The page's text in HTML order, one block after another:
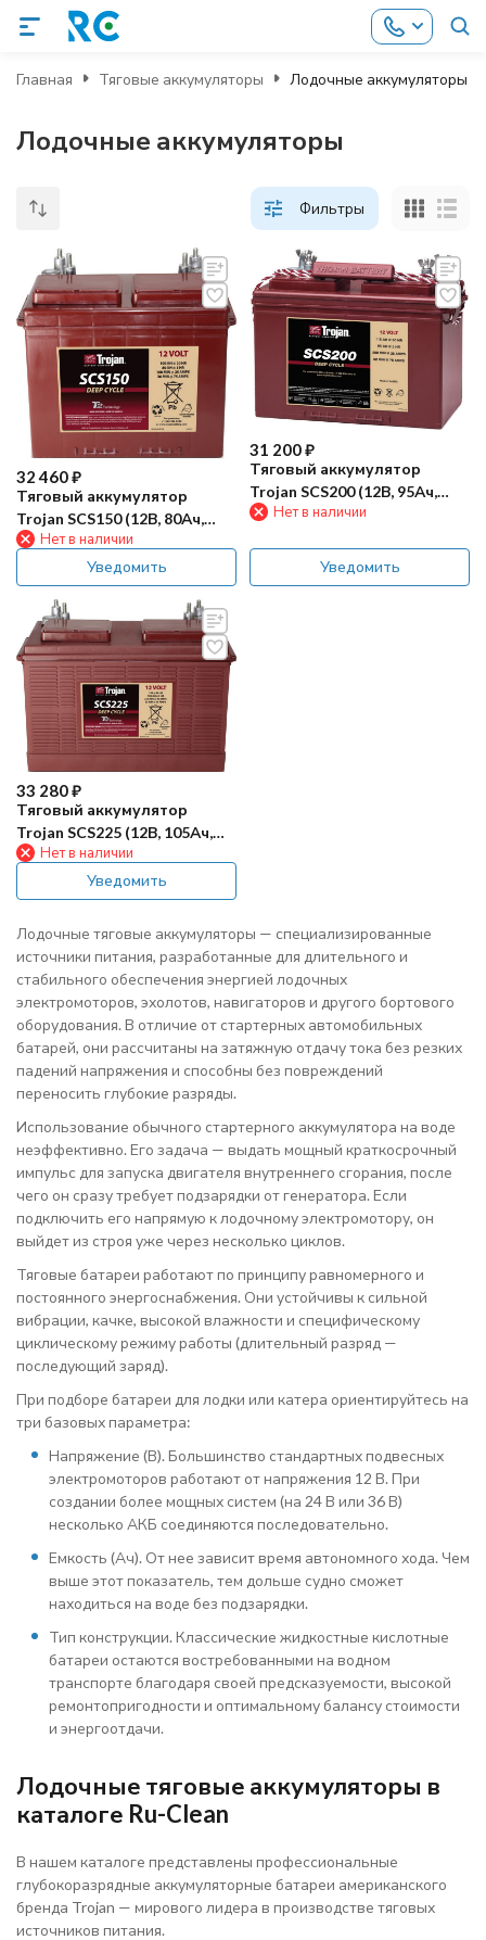
Главная Тяговые аккумуляторы Лодочные аккумуляторы
Лодочные аккумуляторы
Фильтры
32 460₽
Тяговый аккумулятор
Trojan SCS150 (12В, 80Ач,
Acid)Нет в наличии
Уведомить
31 200₽
Тяговый аккумулятор
Trojan SCS200 (12В, 95Ач,
Acid)Нет в наличии
Уведомить
33 280₽
Тяговый аккумулятор
Trojan SCS225 (12В, 105Ач,
Acid)Нет в наличии
Уведомить
Лодочные тяговые аккумуляторы — специализированные
источники питания, разработанные для длительного и
стабильного обеспечения энергией лодочных
электромоторов, эхолотов, навигаторов и другого бортового
оборудования. В отличие от стартерных автомобильных
батарей, они рассчитаны на затяжную отдачу тока без резких
падений напряжения и способны без повреждений
переносить глубокие разряды.
Использование обычного стартерного аккумулятора на воде
неэффективно. Его задача — выдать мощный краткосрочный
импульс для запуска двигателя внутреннего сгорания, после
чего он сразу требует подзарядки от генератора. Если
подключить его напрямую к лодочному электромотору, он
выйдет из строя уже через несколько циклов.
Тяговые батареи работают по принципу равномерного и
постоянного энергоснабжения. Они устойчивы к сильной
вибрации, качке, высокой влажности и специфическому
циклическому режиму работы (длительный разряд —
последующий заряд).
При подборе батареи для лодки или катера ориентируйтесь на
три базовых параметра:
Напряжение (В). Большинство стандартных подвесных
электромоторов работают от напряжения 12 В. При
создании более мощных систем (на 24 В или 36 В)
несколько АКБ соединяются последовательно.
Емкость (Ач). От нее зависит время автономного хода. Чем
выше этот показатель, тем дольше судно сможет
находиться на воде без подзарядки.
Тип конструкции. Классические жидкостные кислотные
батареи остаются востребованными на водном
транспорте благодаря своей предсказуемости, высокой
ремонтопригодности и оптимальному балансу стоимости
и энергоотдачи.
Лодочные тяговые аккумуляторы в
каталоге Ru-Clean
В нашем каталоге представлены профессиональные
глубокоразрядные аккумуляторные батареи американского
бренда Trojan — мирового лидера в производстве тяговых
источников питания.